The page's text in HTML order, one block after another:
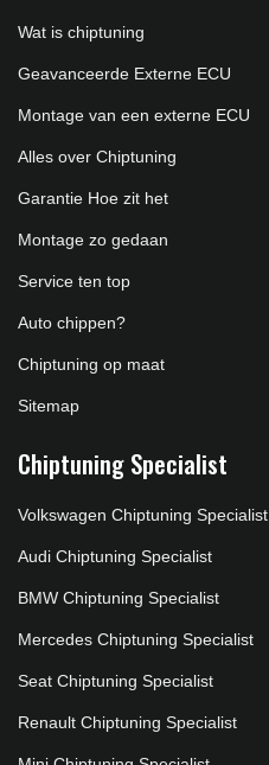
Wat is chiptuning
Geavanceerde Externe ECU
Montage van een externe ECU
Alles over Chiptuning
Garantie Hoe zit het
Montage zo gedaan
Service ten top
Auto chippen?
Chiptuning op maat
Sitemap
Chiptuning Specialist
Volkswagen Chiptuning Specialist
Audi Chiptuning Specialist
BMW Chiptuning Specialist
Mercedes Chiptuning Specialist
Seat Chiptuning Specialist
Renault Chiptuning Specialist